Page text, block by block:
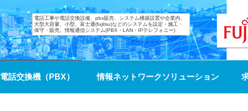
電話工事や電話交換設備、pbx販売、システム構築設置や企業内、
大型大容量、小型、富士通(fujitsu)などのシステムを設定・施工・
保守・販売。情報通信システム(PBX・LAN・IPテレフォニー)
電話交換機（PBX） 情報ネットワークソリューション